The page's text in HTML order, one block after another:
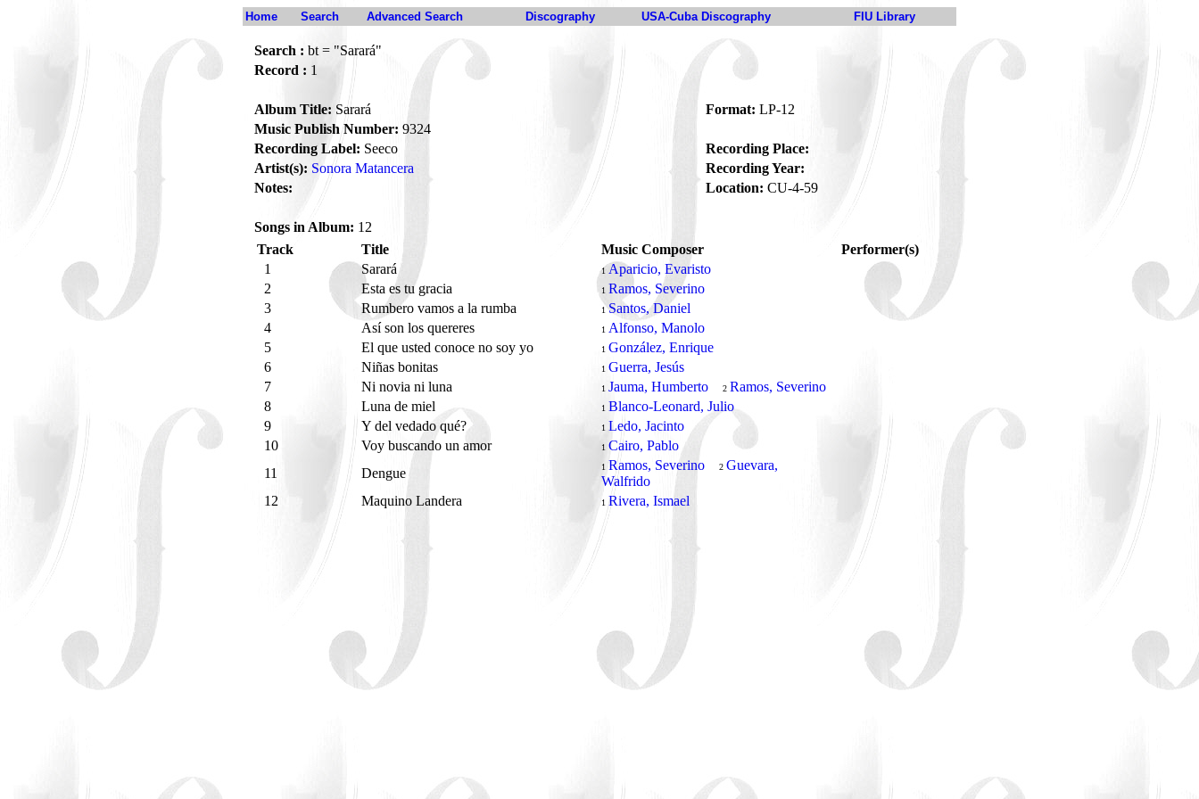
Home Search Advanced Search Discography USA-Cuba Discography FIU Library
Search : bt = "Sarará"
Record : 1
Album Title: Sarará Format: LP-12
Music Publish Number: 9324
Recording Label: Seeco
Recording Place:
Artist(s): Sonora Matancera
Recording Year:
Notes:
Location: CU-4-59
Songs in Album: 12
Track
Title Music Composer
Performer(s)
1
Sarará 1 Aparicio, Evaristo
2
Esta es tu gracia 1 Ramos, Severino
3
Rumbero vamos a la rumba 1Santos, Daniel
4
Así son los quereres 1 Alfonso, Manolo
5
El que usted conoce no soy yo 1 González, Enrique
6
Niñas bonitas 1 Guerra, Jesús
7
Ni novia ni luna 1 Jauma, Humberto 2 Ramos, Severino
8
Luna de miel 1 Blanco-Leonard, Julio
9
Y del vedado qué? 1 Ledo, Jacinto
10
Voy buscando un amor 1 Cairo, Pablo
11
Dengue 1 Ramos, Severino 2 Guevara,
Walfrido
12
Maquino Landera 1 Rivera, Ismael